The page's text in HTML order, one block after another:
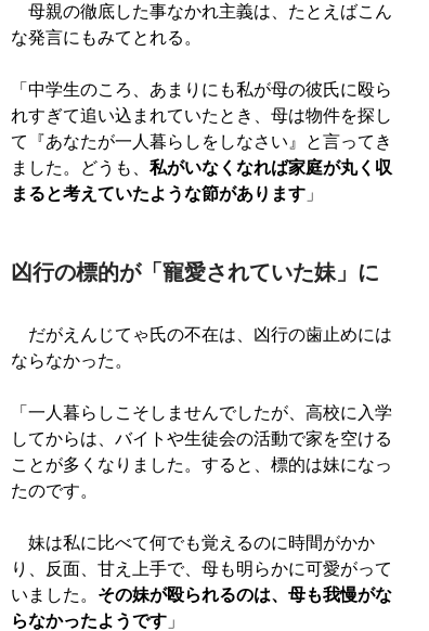
母親の徹底した事なかれ主義は、たとえばこん
な発言にもみてとれる。
「中学生のころ、あまりにも私が母の彼氏に殴ら
れすぎて追い込まれていたとき、母は物件を探し
て『あなたが一人暮らしをしなさい』と言ってき
ました。どうも、 私がいなくなれば家庭が丸く収
まると考えていたような節があります 」
凶行の標的が「寵愛されていた妹」に
だがえんじてゃ氏の不在は、凶行の歯止めには
ならなかった。
「一人暮らしこそしませんでしたが、高校に入学
してからは、バイトや生徒会の活動で家を空ける
ことが多くなりました。すると、標的は妹になっ
たのです。
妹は私に比べて何でも覚えるのに時間がかか
り、反面、甘え上手で、母も明らかに可愛がって
いました。 その妹が殴られるのは、母も我慢がな
らなかったようです 」